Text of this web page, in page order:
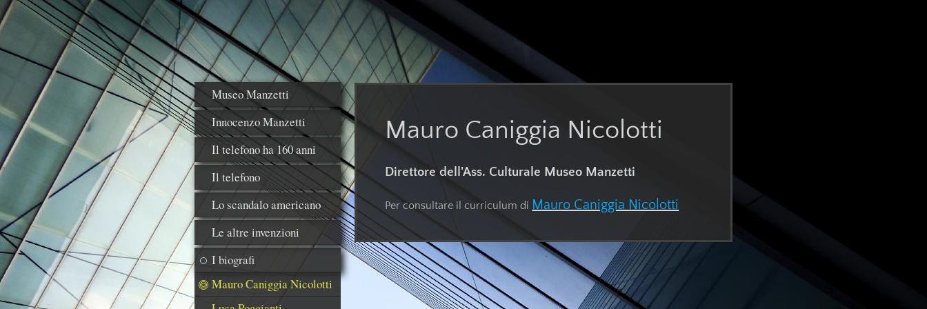
Museo Manzetti
Innocenzo Manzetti
Il telefono ha 160 anni
Il telefono
Lo scandalo americano
Le altre invenzioni
I biografi
Mauro Caniggia Nicolotti
Mauro Caniggia Nicolotti
Direttore dell'Ass. Culturale Museo Manzetti
Per consultare il curriculum di Mauro Caniggia Nicolotti